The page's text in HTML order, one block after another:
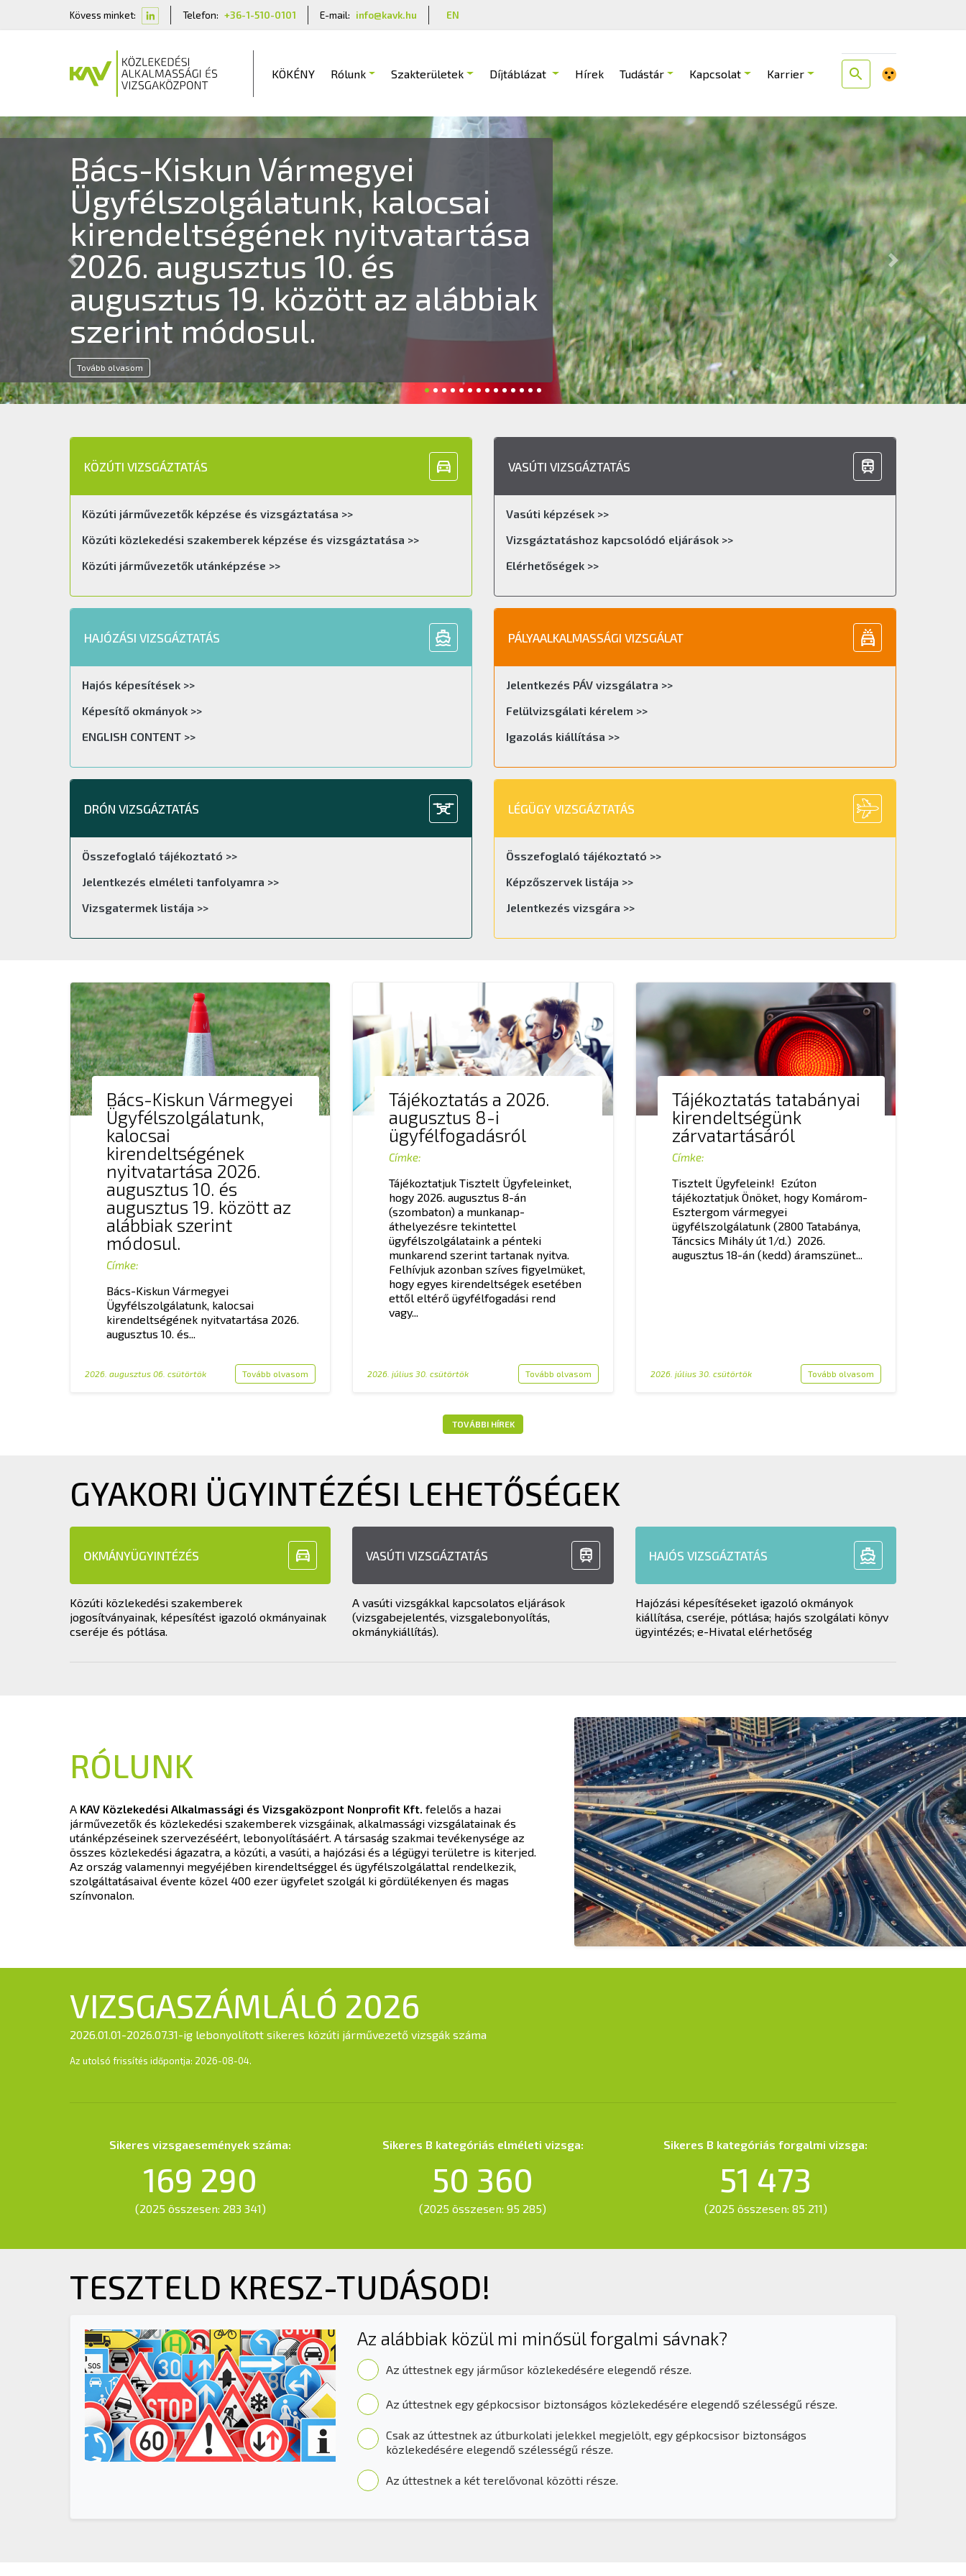
Kövess minket: Telefon: +36-1-510-0101 E-mail: info@kavk.hu EN
KÖKÉNY Rólunk Szakterületek Díjtáblázat Hírek Tudástár Kapcsolat Karrier
Tájékoztatás a 2026. augusztus
8-i ügyfélfogadásról
Tájékoztatjuk tisztelt Ügyfeleinket, hogy 2026. augusztus 8-án (szombaton)
ügyfélszolgálataink a pénteki munkarend szerint tartanak nyitva. Felhívjuk figyelmüket,
hogy egyes kirendeltségek nyitvatartása ettől eltérhet, illetve zárva tarthatnak.
Previous Next
KÖZÚTI VIZSGÁZTATÁS
Közúti járművezetők képzése és vizsgáztatása >>
Közúti közlekedési szakemberek képzése és vizsgáztatása >>
Közúti járművezetők utánképzése >>
VASÚTI VIZSGÁZTATÁS
Vasúti képzések >>
Vizsgáztatáshoz kapcsolódó eljárások >>
Elérhetőségek >>
HAJÓZÁSI VIZSGÁZTATÁS
Hajós képesítések >>
Képesítő okmányok >>
ENGLISH CONTENT >>
PÁLYAALKALMASSÁGI VIZSGÁLAT
Jelentkezés PÁV vizsgálatra >>
Felülvizsgálati kérelem >>
Igazolás kiállítása >>
DRÓN VIZSGÁZTATÁS
Összefoglaló tájékoztató >>
Jelentkezés elméleti tanfolyamra >>
Vizsgatermek listája >>
LÉGÜGY VIZSGÁZTATÁS
Összefoglaló tájékoztató >>
Képzőszervek listája >>
Jelentkezés vizsgára >>
Bács-Kiskun Vármegyei
Ügyfélszolgálatunk,
kalocsai
kirendeltségének
nyitvatartása 2026.
augusztus 10. és
augusztus 19. között az
alábbiak szerint
módosul.
Címke:
Bács-Kiskun Vármegyei
Ügyfélszolgálatunk, kalocsai
kirendeltségének nyitvatartása 2026.
augusztus 10. és...
2026. augusztus 06. csütörtök Tovább olvasom
Tájékoztatás a 2026.
augusztus 8-i
ügyfélfogadásról
Címke:
Tájékoztatjuk Tisztelt Ügyfeleinket,
hogy 2026. augusztus 8-án
(szombaton) a munkanap-
áthelyezésre tekintettel
ügyfélszolgálataink a pénteki
munkarend szerint tartanak nyitva.
Felhívjuk azonban szíves figyelmüket,
hogy egyes kirendeltségek esetében
ettől eltérő ügyfélfogadási rend
vagy...
2026. július 30. csütörtök Tovább olvasom
Tájékoztatás tatabányai
kirendeltségünk
zárvatartásáról
Címke:
Tisztelt Ügyfeleink! Ezúton
tájékoztatjuk Önöket, hogy Komárom-
Esztergom vármegyei
ügyfélszolgálatunk (2800 Tatabánya,
Táncsics Mihály út 1/d.) 2026.
augusztus 18-án (kedd) áramszünet...
2026. július 30. csütörtök Tovább olvasom
TOVÁBBI HÍREK
GYAKORI ÜGYINTÉZÉSI LEHETŐSÉGEK
OKMÁNYÜGYINTÉZÉS
Közúti közlekedési szakemberek
jogosítványainak, képesítést igazoló okmányainak
cseréje és pótlása.
VASÚTI VIZSGÁZTATÁS
A vasúti vizsgákkal kapcsolatos eljárások
(vizsgabejelentés, vizsgalebonyolítás,
okmánykiállítás).
HAJÓS VIZSGÁZTATÁS
Hajózási képesítéseket igazoló okmányok
kiállítása, cseréje, pótlása; hajós szolgálati könyv
ügyintézés; e-Hivatal elérhetőség
RÓLUNK
A KAV Közlekedési Alkalmassági és Vizsgaközpont Nonprofit Kft. felelős a hazai
járművezetők és közlekedési szakemberek vizsgáinak, alkalmassági vizsgálatainak és
utánképzéseinek szervezéséért, lebonyolításáért. A társaság szakmai tevékenysége az
összes közlekedési ágazatra, a közúti, a vasúti, a hajózási és a légügyi területre is kiterjed.
Az ország valamennyi megyéjében kirendeltséggel és ügyfélszolgálattal rendelkezik,
szolgáltatásaival évente közel 400 ezer ügyfelet szolgál ki gördülékenyen és magas
színvonalon.
VIZSGASZÁMLÁLÓ 2026
2026.01.01-2026.07.31-ig lebonyolított sikeres közúti járművezető vizsgák száma
Az utolsó frissítés időpontja: 2026-08-04.
Sikeres vizsgaesemények száma:
169 290
(2025 összesen: 283 341)
Sikeres B kategóriás elméleti vizsga:
50 360
(2025 összesen: 95 285)
Sikeres B kategóriás forgalmi vizsga:
51 473
(2025 összesen: 85 211)
TESZTELD KRESZ-TUDÁSOD!
Az alábbiak közül mi minősül forgalmi sávnak?
Az úttestnek egy járműsor közlekedésére elegendő része.
Az úttestnek egy gépkocsisor biztonságos közlekedésére elegendő szélességű része.
Csak az úttestnek az útburkolati jelekkel megjelölt, egy gépkocsisor biztonságos
közlekedésére elegendő szélességű része.
Az úttestnek a két terelővonal közötti része.